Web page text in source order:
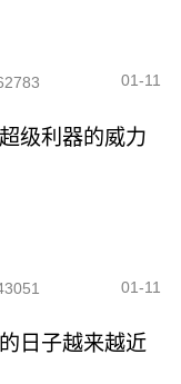
01-11
级利器的威力
01-11
日子越来越近